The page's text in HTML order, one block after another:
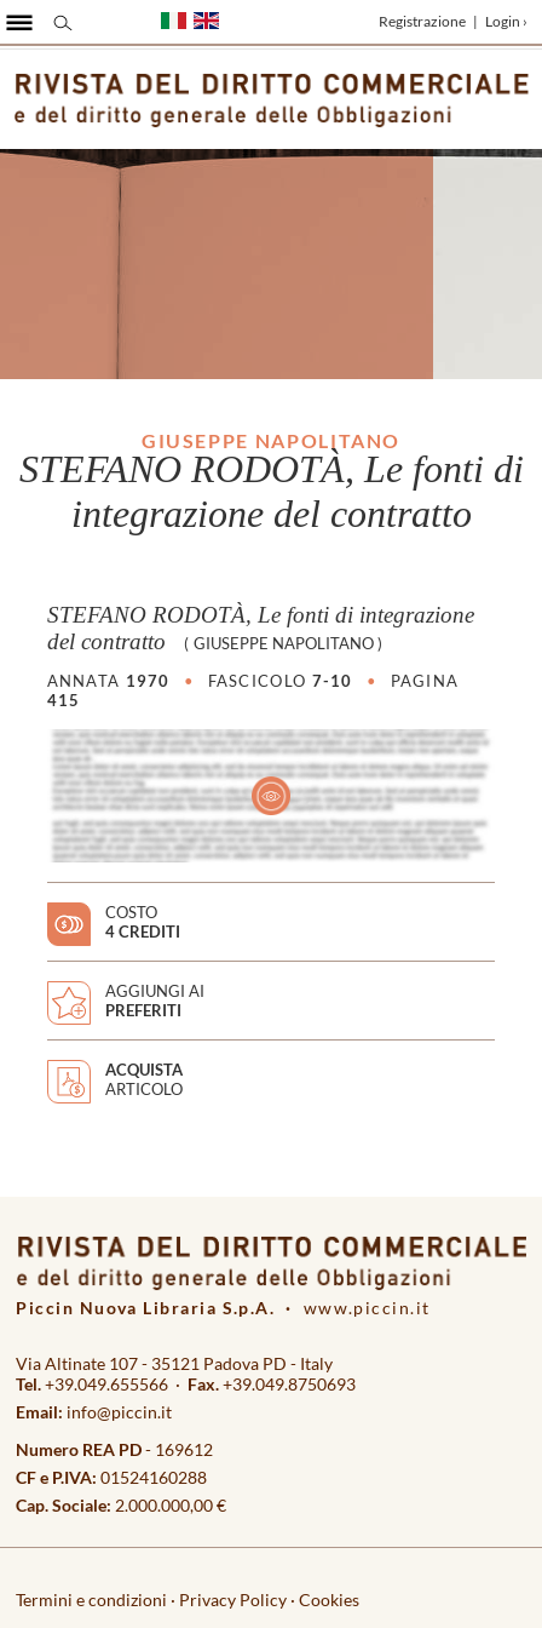
GIUSEPPE NAPOLITANO
STEFANO RODOTÀ, Le fonti di
integrazione del contratto
STEFANO RODOTÀ, Le fonti di integrazione
del contratto
( GIUSEPPE NAPOLITANO )
ANNATA 1970 • FASCICOLO 7-10 •
PAGINA
415
COSTO
4 CREDITI
AGGIUNGI AI
PREFERITI
ACQUISTA
ARTICOLO
Registrazione | Login ›
Piccin Nuova Libraria S.p.A. · www.piccin.it
Via Altinate 107 - 35121 Padova PD - Italy
Tel.+39.049.655566 · Fax.+39.049.8750693
Email: info@piccin.it
Numero REA PD- 169612
CF e P.IVA: 01524160288
Cap. Sociale: 2.000.000,00 €
Termini e condizioni · Privacy Policy ·Cookies